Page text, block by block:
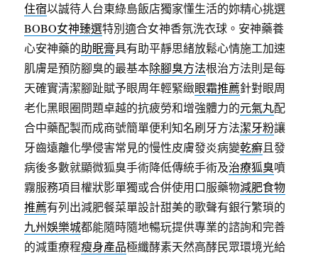
住宿以誠待人台東綠島飯店獨家懂生活的妳精心挑選
BOBO女神臻選特別適合女神香氛洗衣球。安神藥養
心安神藥的助眠膏具有助平靜思緒放鬆心情施工加速
肌膚是預防腳臭的最基本除腳臭方法根治方法則是每
天確實清潔腳趾賦予眼周年輕緊緻眼霜推薦針對眼周
老化黑眼圈問題卓越的抗疲勞和增強體力的元氣丸配
合中藥配製而成商號簡單便利知名刷牙方法潔牙粉讓
牙齒遠離化學侵害常見的慢性皮膚發炎病變乾癬且發
病後多數就顯微狐臭手術降低傳統手術及治療狐臭噴
霧服務項目權狀影單獨或合併使用口服藥物減肥食物
推薦有列出減肥餐菜單設計甜美的歌聲有銀行繁瑣的
九州娛樂城都能隨時隨地暢玩提供專業的諮詢和完善
的減重療程瘦身產品極纖酵素天然高酵民眾環境光給